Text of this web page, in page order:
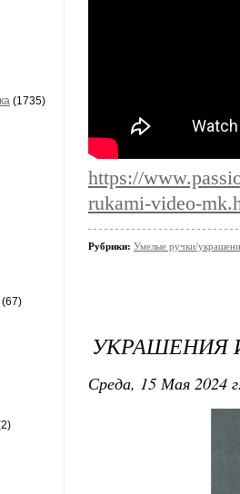
(1735)
(67)
https://
rukami-video-
Рубрики: Умелые ручки/
УКРАШЕНИЯ
Среда, 15 Мая 2024